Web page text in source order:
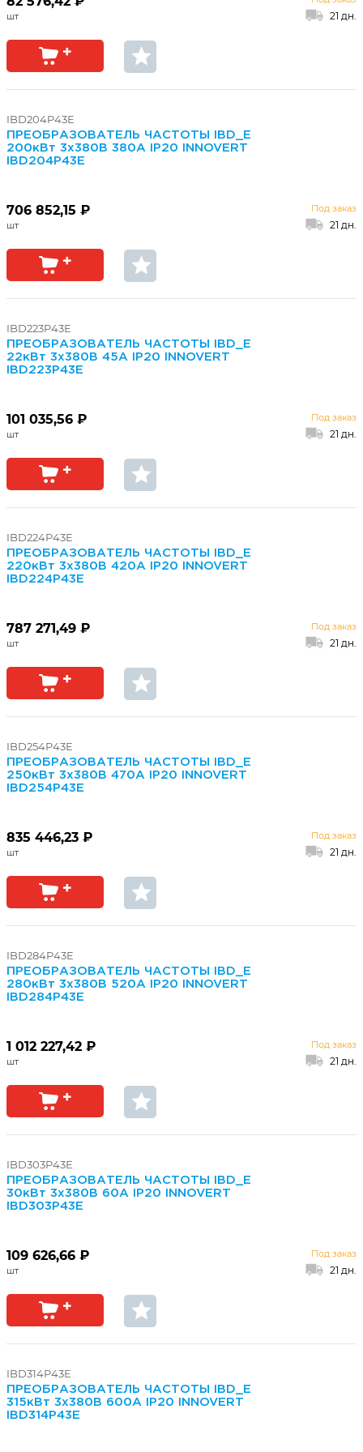
21 дн.
IBD204P43E
ПРЕОБРАЗОВАТЕЛЬ ЧАСТОТЫ IBD_E
200кВт 3х380В 380А IP20 INNOVERT
IBD204P43E
706 852,15 ₽ Под заказ
21 дн.
IBD223P43E
ПРЕОБРАЗОВАТЕЛЬ ЧАСТОТЫ IBD_E
22кВт 3х380В 45А IP20 INNOVERT
IBD223P43E
101 035,56 ₽ Под заказ
21 дн.
IBD224P43E
ПРЕОБРАЗОВАТЕЛЬ ЧАСТОТЫ IBD_E
220кВт 3х380В 420А IP20 INNOVERT
IBD224P43E
787 271,49 ₽ Под заказ
21 дн.
IBD254P43E
ПРЕОБРАЗОВАТЕЛЬ ЧАСТОТЫ IBD_E
250кВт 3х380В 470А IP20 INNOVERT
IBD254P43E
835 446,23 ₽ Под заказ
21 дн.
IBD284P43E
ПРЕОБРАЗОВАТЕЛЬ ЧАСТОТЫ IBD_E
280кВт 3х380В 520А IP20 INNOVERT
IBD284P43E
1 012 227,42 ₽ Под заказ
21 дн.
IBD303P43E
ПРЕОБРАЗОВАТЕЛЬ ЧАСТОТЫ IBD_E
30кВт 3х380В 60А IP20 INNOVERT
IBD303P43E
109 626,66 ₽ Под заказ
21 дн.
IBD314P43E
ПРЕОБРАЗОВАТЕЛЬ ЧАСТОТЫ IBD_E
315кВт 3х380В 600А IP20 INNOVERT
IBD314P43E